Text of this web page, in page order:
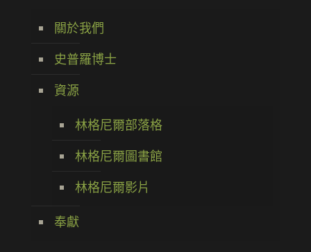
關於我們
史普羅博士
資源
林格尼爾部落格
林格尼爾圖書館
林格尼爾影片
奉獻